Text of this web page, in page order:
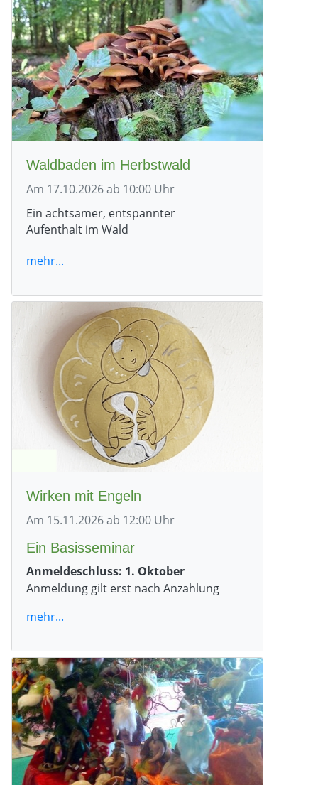
Waldbaden im Herbstwald
Am 17.10.2026 ab 10:00 Uhr
Ein achtsamer, entspannter
Aufenthalt im Wald
mehr...
Wirken mit Engeln
Am 15.11.2026 ab 12:00 Uhr
Ein Basisseminar
Anmeldeschluss: 1. Oktober
Anmeldung gilt erst nach Anzahlung
mehr...